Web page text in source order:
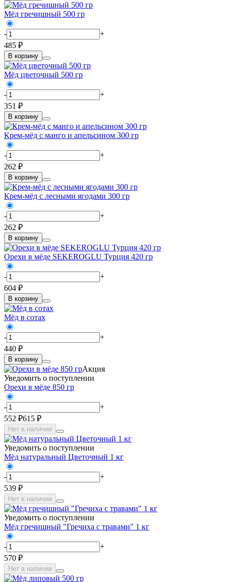
Мёд гречишный 500 гр
-
+
485 ₽
В корзину
Мёд цветочный 500 гр
-
+
351 ₽
В корзину
Крем-мёд с манго и апельсином 300 гр
-
+
262 ₽
В корзину
Крем-мёд с лесными ягодами 300 гр
-
+
262 ₽
В корзину
Орехи в мёде SEKEROGLU Турция 420 гр
-
+
604 ₽
В корзину
Мёд в сотах
-
+
440 ₽
В корзину
Акция
Уведомить о поступлении
Орехи в мёде 850 гр
-
+
552 ₽615 ₽
Нет в наличии
Уведомить о поступлении
Мёд натуральный Цветочный 1 кг
-
+
539 ₽
Нет в наличии
Уведомить о поступлении
Мёд гречишный "Гречиха с травами" 1 кг
-
+
570 ₽
Нет в наличии